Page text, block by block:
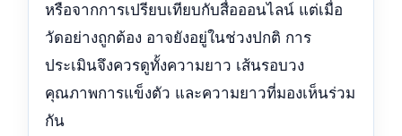
หรือจากการเปรียบเทียบกับสื่อออนไลน์ แต่เมื่อ
วัดอย่างถูกต้อง อาจยังอยู่ในช่วงปกติ การ
ประเมินจึงควรดูทั้งความยาว เส้นรอบวง
คุณภาพการแข็งตัว และความยาวที่มองเห็นร่วม
กัน